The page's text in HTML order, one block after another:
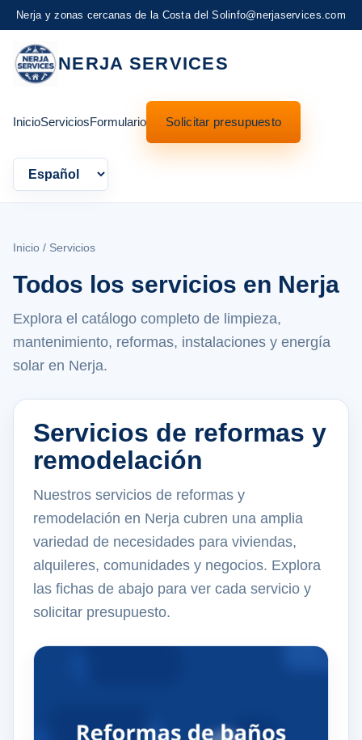
Nerja y zonas cercanas de la Costa del Solinfo@nerjaservices.com
NERJA SERVICES
InicioServiciosFormulario Solicitar presupuesto
Language
Inicio / Servicios
Todos los servicios en Nerja
Explora el catálogo completo de limpieza,
mantenimiento, reformas, instalaciones y energía
solar en Nerja.
Servicios de reformas y
remodelación
Nuestros servicios de reformas y
remodelación en Nerja cubren una amplia
variedad de necesidades para viviendas,
alquileres, comunidades y negocios. Explora
las fichas de abajo para ver cada servicio y
solicitar presupuesto.